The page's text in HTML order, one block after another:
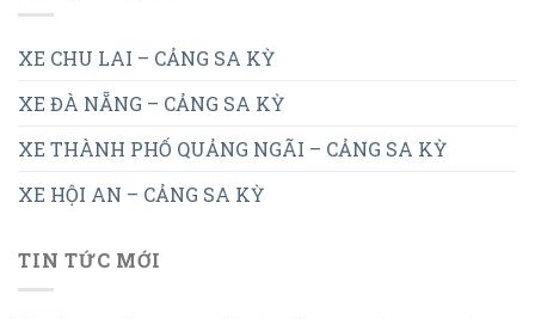
XE CHU LAI – CẢNG SA KỲ
XE ĐÀ NẴNG – CẢNG SA KỲ
XE THÀNH PHỐ QUẢNG NGÃI – CẢNG SA KỲ
XE HỘI AN – CẢNG SA KỲ
TIN TỨC MỚI